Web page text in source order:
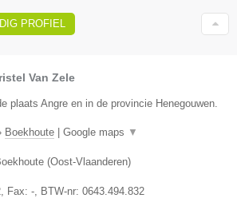
PROFIEL
Van Zele
plaats Angre en in de provincie Henegouwen.
Boekhoute Google maps ▼
(Oost-Vlaanderen)
, Fax: - , BTW-nr: 0643.494.832